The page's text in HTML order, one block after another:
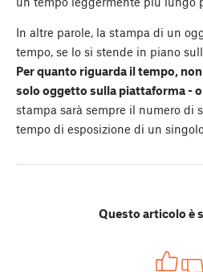
In altre parole, la stampa di un
tempo, se lo si stende in piano
Per quanto riguarda il tempo,
solo oggetto sulla piattaforma -
stampa sarà sempre il numero di
tempo di esposizione di un
Questo articolo è